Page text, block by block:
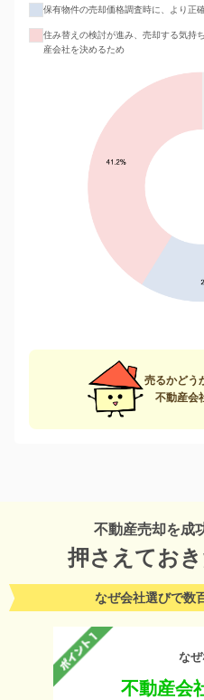
保有物件の売却価格調査時に、より正
住み替えの検討が進み、売却する気持
産会社を決めるため
売るかどう
不動産会
不動産売却を成
押さえてお
なぜ会社選びで数
な
不動産会